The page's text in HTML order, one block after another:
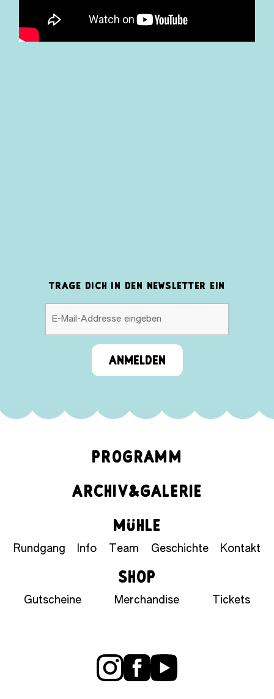
TRAGE DICH IN DEN NEWSLETTER EIN
ANMELDEN
PROGRAMM
ARCHIV&GALERIE
MÜHLE
Rundgang Info Team Geschichte Kontakt
SHOP
Gutscheine Merchandise Tickets